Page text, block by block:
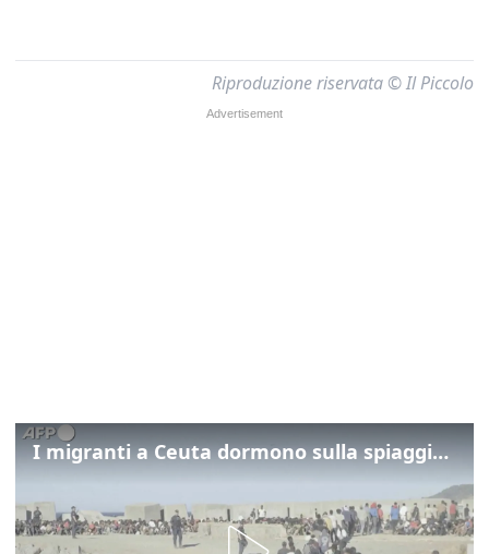
Riproduzione riservata © Il Piccolo
I migranti a Ceuta dormono sulla spiaggia: "Vogliamo entrare in Europa"